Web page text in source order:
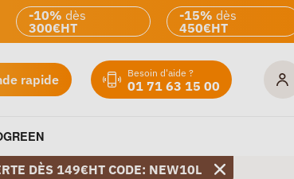
-10% dès
300€HT
-15% dès
450€HT
rapide Besoin d'aide ?
01 71 63 15 00
DÈS 149€HT CODE: NEW10L